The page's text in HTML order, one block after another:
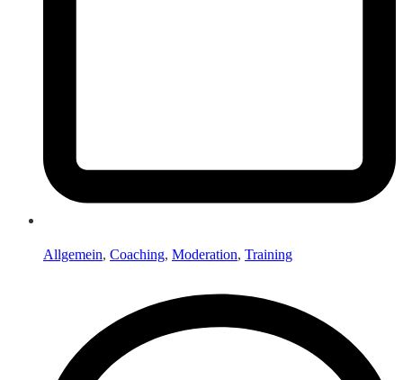
Allgemein, Coaching, Moderation, Training